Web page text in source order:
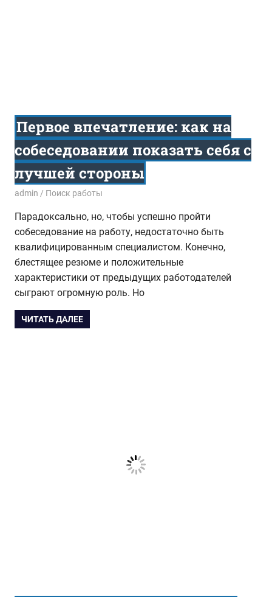
Первое впечатление: как на
собеседовании показать себя с
лучшей стороны
23.05.2017
admin Поиск работы
Парадоксально, но, чтобы успешно пройти
собеседование на работу, недостаточно быть
квалифицированным специалистом. Конечно,
блестящее резюме и положительные
характеристики от предыдущих работодателей
сыграют огромную роль. Но
ЧИТАТЬ ДАЛЕЕ